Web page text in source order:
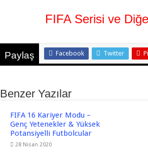
FIFA Serisi ve
Paylaş Facebook Twitter
Benzer Yazılar
FIFA 16 Kariyer Modu –
Genç Yetenekler & Yüksek
Potansiyelli Futbolcular
28 Nisan 2020